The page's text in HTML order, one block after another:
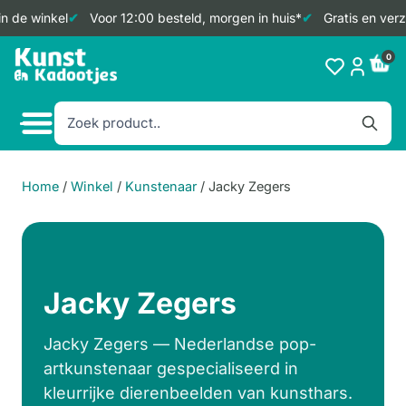
winkel Voor 12:00 besteld, morgen in huis* Gratis en
Doorgaan
naar
0
Home / Winkel / Kunstenaar / Jacky Zegers
Jacky Zegers
Jacky Zegers — Nederlandse pop-
artkunstenaar gespecialiseerd in
kleurrijke dierenbeelden van kunsthars.